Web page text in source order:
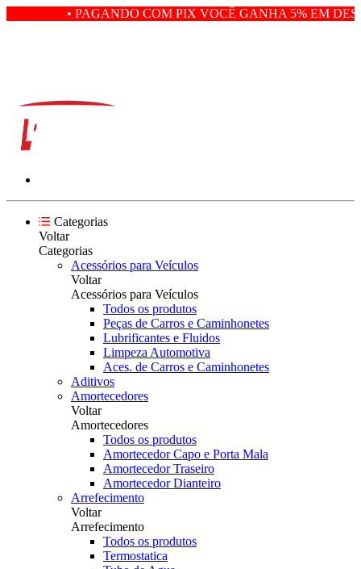
• PAGANDO COM PIX VOCÊ GANHA 5% EM
Categorias
Voltar
Categorias
Acessórios para Veículos
Voltar
Acessórios para Veículos
Todos os produtos
Peças de Carros e Caminhonetes
Lubrificantes e Fluidos
Limpeza Automotiva
Aces. de Carros e Caminhonetes
Aditivos
Amortecedores
Voltar
Amortecedores
Todos os produtos
Amortecedor Capo e Porta Mala
Amortecedor Traseiro
Amortecedor Dianteiro
Arrefecimento
Voltar
Arrefecimento
Todos os produtos
Termostatica